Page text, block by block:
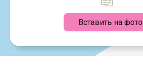
Вставить на фото